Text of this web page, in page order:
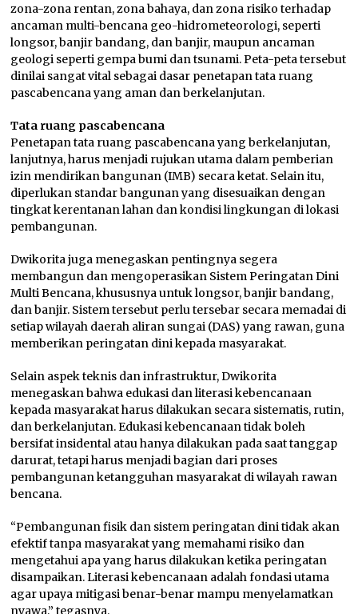
zona-zona rentan, zona bahaya, dan zona risiko terhadap
ancaman multi-bencana geo-hidrometeorologi, seperti
longsor, banjir bandang, dan banjir, maupun ancaman
geologi seperti gempa bumi dan tsunami. Peta-peta tersebut
dinilai sangat vital sebagai dasar penetapan tata ruang
pascabencana yang aman dan berkelanjutan.
Tata ruang pascabencana
Penetapan tata ruang pascabencana yang berkelanjutan,
lanjutnya, harus menjadi rujukan utama dalam pemberian
izin mendirikan bangunan (IMB) secara ketat. Selain itu,
diperlukan standar bangunan yang disesuaikan dengan
tingkat kerentanan lahan dan kondisi lingkungan di lokasi
pembangunan.
Dwikorita juga menegaskan pentingnya segera
membangun dan mengoperasikan Sistem Peringatan Dini
Multi Bencana, khususnya untuk longsor, banjir bandang,
dan banjir. Sistem tersebut perlu tersebar secara memadai di
setiap wilayah daerah aliran sungai (DAS) yang rawan, guna
memberikan peringatan dini kepada masyarakat.
Selain aspek teknis dan infrastruktur, Dwikorita
menegaskan bahwa edukasi dan literasi kebencanaan
kepada masyarakat harus dilakukan secara sistematis, rutin,
dan berkelanjutan. Edukasi kebencanaan tidak boleh
bersifat insidental atau hanya dilakukan pada saat tanggap
darurat, tetapi harus menjadi bagian dari proses
pembangunan ketangguhan masyarakat di wilayah rawan
bencana.
“Pembangunan fisik dan sistem peringatan dini tidak akan
efektif tanpa masyarakat yang memahami risiko dan
mengetahui apa yang harus dilakukan ketika peringatan
disampaikan. Literasi kebencanaan adalah fondasi utama
agar upaya mitigasi benar-benar mampu menyelamatkan
nyawa,” tegasnya.